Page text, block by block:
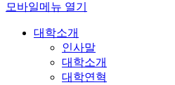
모바일메뉴 열기
대학소개
인사말
대학소개
대학연혁